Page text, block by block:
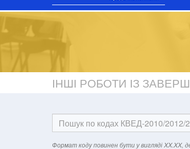
ІНШІ РОБОТИ ІЗ
Формат кодy повинен бути у вигляді XX.XX,